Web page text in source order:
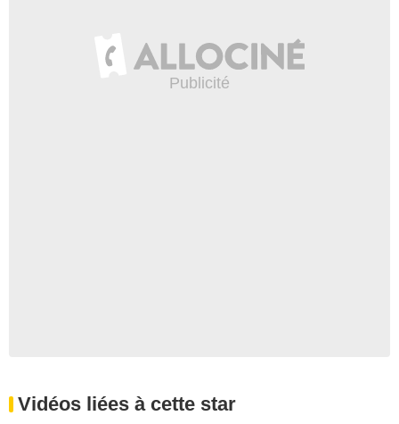
Vidéos liées à cette star